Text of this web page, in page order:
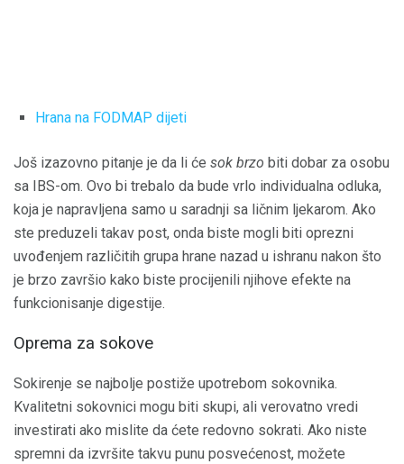
Hrana na FODMAP dijeti
Još izazovno pitanje je da li će sok brzo biti dobar za osobu
sa IBS-om. Ovo bi trebalo da bude vrlo individualna odluka,
koja je napravljena samo u saradnji sa ličnim ljekarom. Ako
ste preduzeli takav post, onda biste mogli biti oprezni
uvođenjem različitih grupa hrane nazad u ishranu nakon što
je brzo završio kako biste procijenili njihove efekte na
funkcionisanje digestije.
Oprema za sokove
Sokirenje se najbolje postiže upotrebom sokovnika.
Kvalitetni sokovnici mogu biti skupi, ali verovatno vredi
investirati ako mislite da ćete redovno sokrati. Ako niste
spremni da izvršite takvu punu posvećenost, možete